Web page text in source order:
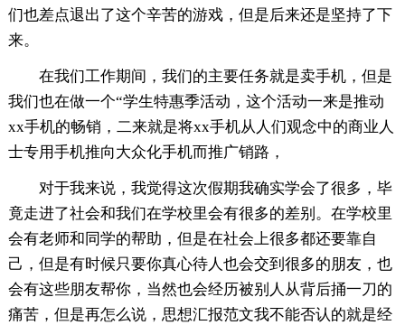
们也差点退出了这个辛苦的游戏，但是后来还是坚持了下
来。
在我们工作期间，我们的主要任务就是卖手机，但是
我们也在做一个“学生特惠季活动，这个活动一来是推动
xx手机的畅销，二来就是将xx手机从人们观念中的商业人
士专用手机推向大众化手机而推广销路，
对于我来说，我觉得这次假期我确实学会了很多，毕
竟走进了社会和我们在学校里会有很多的差别。在学校里
会有老师和同学的帮助，但是在社会上很多都还要靠自
己，但是有时候只要你真心待人也会交到很多的朋友，也
会有这些朋友帮你，当然也会经历被别人从背后捅一刀的
痛苦，但是再怎么说，思想汇报范文我不能否认的就是经